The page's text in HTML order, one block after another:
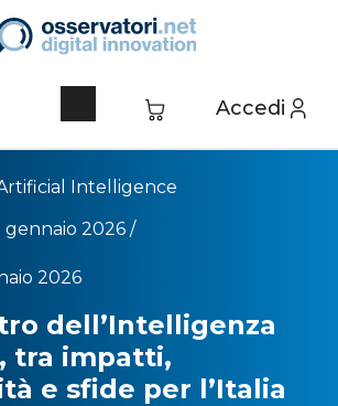
Accedi
Intelligence
2026 /
2026
dell’Intelligenza
tra impatti,
e sfide per l’Italia